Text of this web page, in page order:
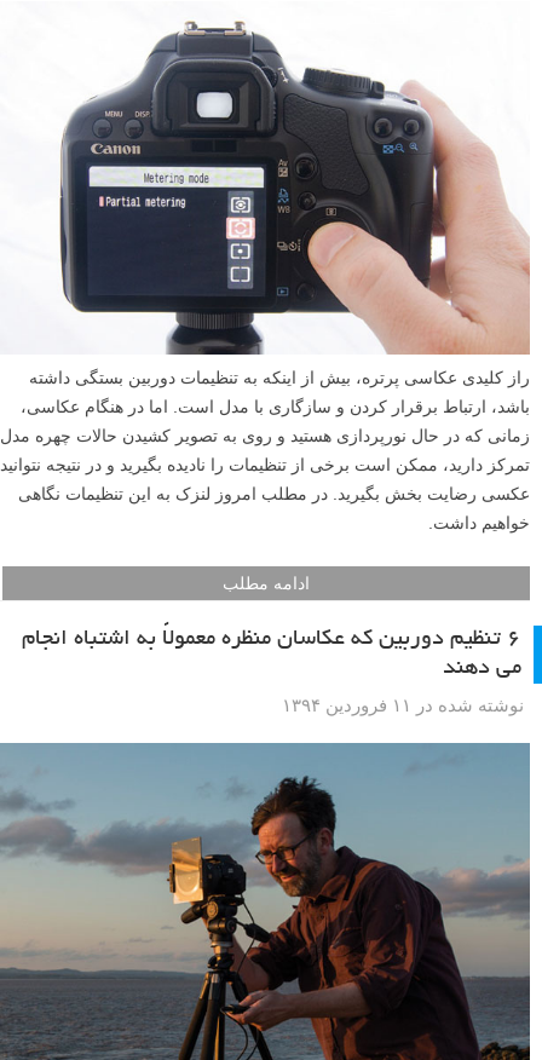
تنظیم دوربینتان قبل از شروع عکاسی می تواند در وقت و تلاش شما صرف
جویی کرده و شاید حتی از تنظیمات اشتباه دوربین پیشگیری کند. پس در
ادامه این مطلب لنزک با ما همراه شوید تا بهترین تنظیمات دوربین برای
عکاسی منظره بدون سه پایه را مرور کنیم.
ادامه مطلب
۶ تنظیمات دوربین که عکاسان پرتره معمولا اشتباه انجام
می دهند
نوشته شده در ۱۳ خرداد ۱۳۹۴
راز کلیدی عکاسی پرتره، بیش از اینکه به تنظیمات دوربین بستگی داشته
باشد، ارتباط برقرار کردن و سازگاری با مدل است. اما در هنگام عکاسی،
تمرکز دارید، ممکن است برخی از تنظیمات را نادیده بگیرید و در نتیجه نتوانید
عکسی رضایت بخش بگیرید. در مطلب امروز لنزک به این تنظیمات نگاهی
خواهیم داشت.
ادامه مطلب
۶ تنظیم دوربین که عکاسان منظره معمولاً به اشتباه انجام
می دهند
نوشته شده در ۱۱ فروردین ۱۳۹۴